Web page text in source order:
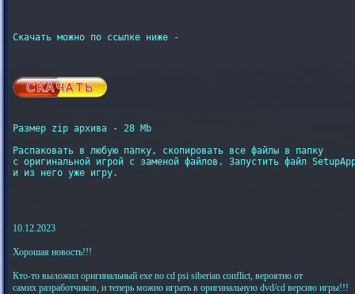
Скачать можно по ссылке ниже -
Размер zip архива - 28 Mb
Распаковать в любую папку, скопировать все файлы в папку
с оригинальной игрой с заменой файлов. Запустить файл
и из него уже игру.
10.12.2023
Хорошая новость!!!
Кто-то выложил оригинальный exe no cd psi siberian conflict, вероятно от
самих разработчиков, и теперь можно играть в оригинальную dvd/cd версию игры!!!